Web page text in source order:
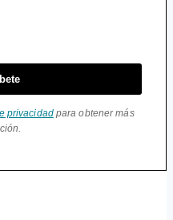
privacidadpara obtener más